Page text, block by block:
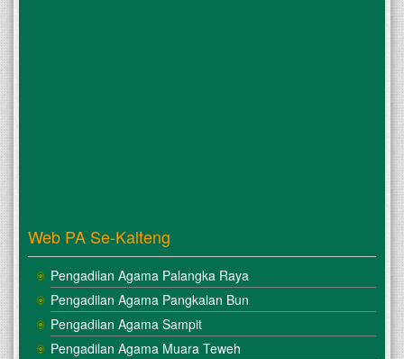
Web PA Se-Kalteng
Pengadilan Agama Palangka Raya
Pengadilan Agama Pangkalan Bun
Pengadilan Agama Sampit
Pengadilan Agama Muara Teweh